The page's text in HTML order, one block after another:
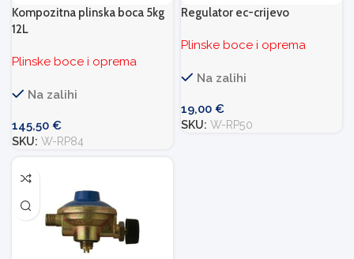
Kompozitna plinska boca 5kg
12L
Plinske boce i oprema
Na zalihi
145,50 €
SKU: W-RP84
Regulator ec-crijevo
Plinske boce i oprema
Na zalihi
19,00 €
SKU: W-RP50